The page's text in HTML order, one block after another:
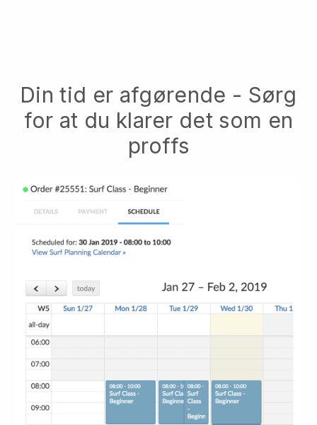
Din tid er afgørende - Sørg
for at du klarer det som en
proffs